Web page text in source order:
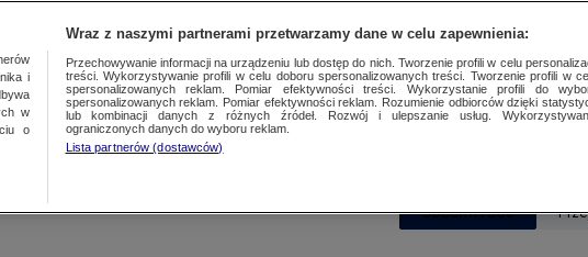
SUBSKRYBUJ
i
w
o
Wraz z naszymi partnerami przetwarzamy dane w celu zapewnienia:
Przechowywanie informacji na urządzeniu lub dostęp do nich. Tworzenie profili w celu
treści. Wykorzystywanie profili w celu doboru spersonalizowanych treści. Tworzenie profili w
spersonalizowanych reklam. Pomiar efektywności treści. Wykorzystanie profili do
spersonalizowanych reklam. Pomiar efektywności reklam. Rozumienie odbiorców dzięki
lub kombinacji danych z różnych źródeł. Rozwój i ulepszanie usług.
ograniczonych danych do wyboru reklam.
Lista partnerów (dostawców)